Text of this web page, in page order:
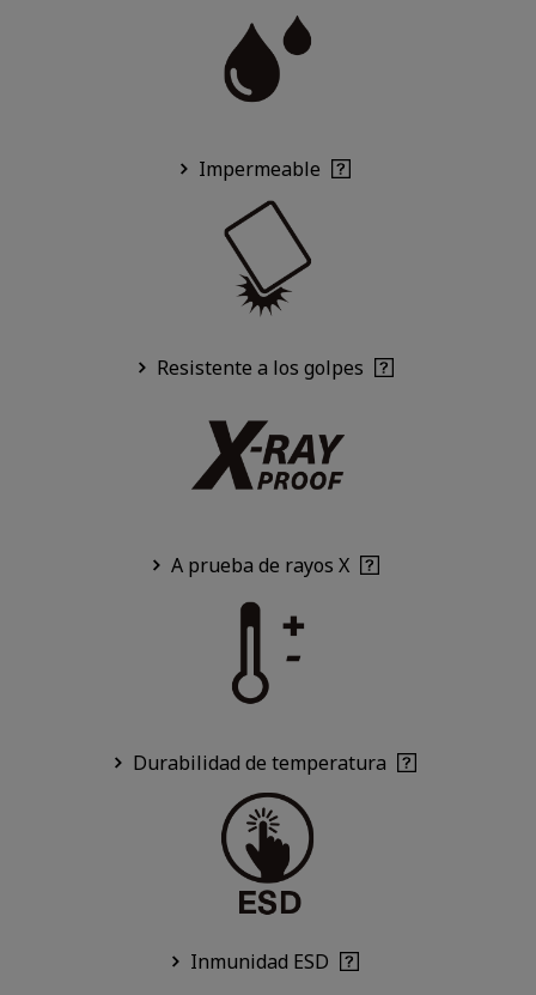
Impermeable
Resistente a los golpes
A prueba de rayos X
Durabilidad de temperatura
Inmunidad ESD